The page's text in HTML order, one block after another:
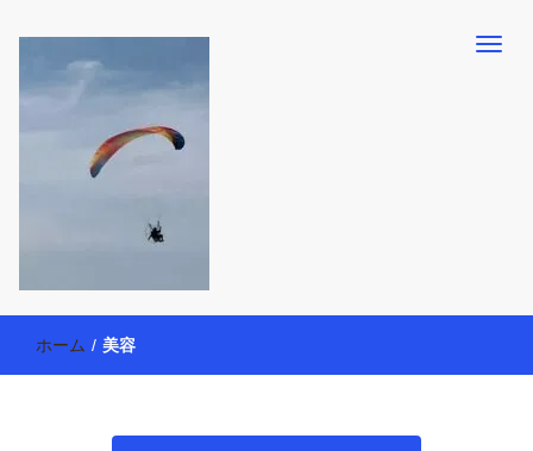
働く母の40代を楽しむ方法
ー活動を通して、豊かな生活を楽しんでいます。懸賞やモニター生
活だけでなく、大好きな【旅行・温泉・食育・美容健康アイテム探
索】も全力で楽しみます。
ホーム / 美容